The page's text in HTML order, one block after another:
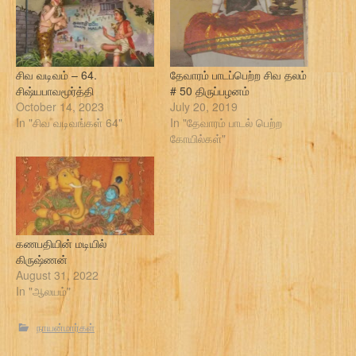
சிவ வடிவம் – 64.
சிஷ்யபாவமூர்த்தி
October 14, 2023
In "சிவ வடிவங்கள் 64"
தேவாரம் பாடப்பெற்ற சிவ தலம்
# 50 திருப்பழனம்
July 20, 2019
In "தேவாரம் பாடல் பெற்ற
கோயில்கள்"
கணபதியின் மடியில்
கிருஷ்ணன்
August 31, 2022
In "ஆலயம்"
நாயன்மார்கள்